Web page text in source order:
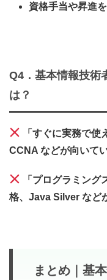
資格手当や昇進
Q4． 基本情報技術
は？
「すぐに実務で
CCNA などが向いて
「プログラミン
格、Java Silver など
まとめ
基